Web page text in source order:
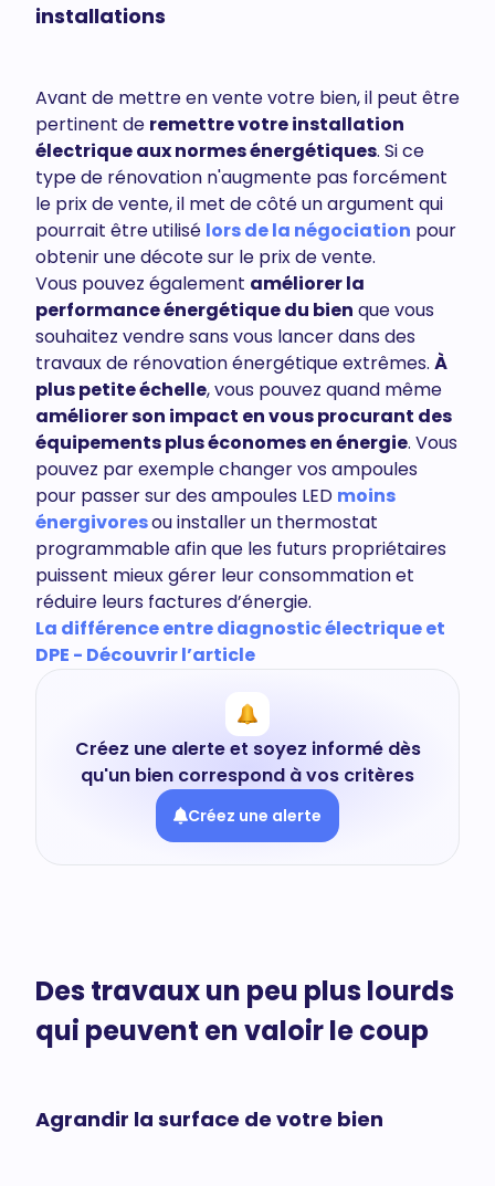
installations
Avant de mettre en vente votre bien, il peut être
pertinent de remettre votre installation
électrique aux normes énergétiques. Si ce
type de rénovation n'augmente pas forcément
le prix de vente, il met de côté un argument qui
pourrait être utilisé lors de la négociation pour
obtenir une décote sur le prix de vente.
Vous pouvez également améliorer la
performance énergétique du bien que vous
souhaitez vendre sans vous lancer dans des
travaux de rénovation énergétique extrêmes. À
plus petite échelle, vous pouvez quand même
améliorer son impact en vous procurant des
équipements plus économes en énergie. Vous
pouvez par exemple changer vos ampoules
pour passer sur des ampoules LED moins
énergivoresou installer un thermostat
programmable afin que les futurs propriétaires
puissent mieux gérer leur consommation et
réduire leurs factures d’énergie.
La différence entre diagnostic électrique et
DPE - Découvrir l’article
Créez une alerte et soyez informé dès
qu'un bien correspond à vos critères
Créez une alerte
Des travaux un peu plus lourds
qui peuvent en valoir le coup
Agrandir la surface de votre bien